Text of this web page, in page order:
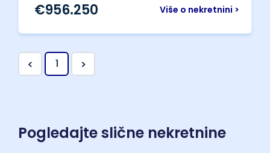
Više o nekretnini >
€956.250
< 1 >
Pogledajte slične nekretnine